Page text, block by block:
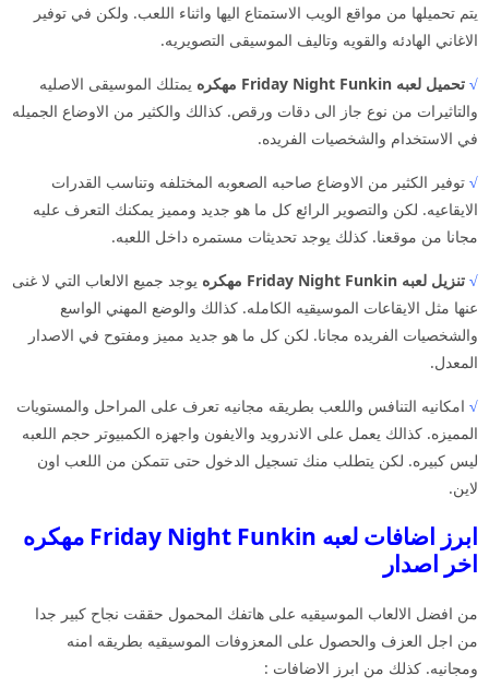
يتم تحميلها من مواقع الويب الاستمتاع اليها واثناء اللعب. ولكن في توفير
الاغاني الهادئه والقويه وتاليف الموسيقى التصويريه.
√ تحميل لعبه Friday Night Funkin مهكره
يمتلك الموسيقى الاصليه
والتاثيرات من نوع جاز الى دقات ورقص. كذالك والكثير من الاوضاع الجميله
في الاستخدام والشخصيات الفريده.
√ توفير الكثير من الاوضاع صاحبه الصعوبه المختلفه وتناسب القدرات
الايقاعيه. لكن والتصوير الرائع كل ما هو جديد ومميز يمكنك التعرف عليه
مجانا من موقعنا. كذلك يوجد تحديثات مستمره داخل اللعبه.
√ تنزيل لعبه Friday Night Funkin مهكره
يوجد جميع الالعاب التي لا غنى
عنها مثل الايقاعات الموسيقيه الكامله. كذالك والوضع المهني الواسع
والشخصيات الفريده مجانا. لكن كل ما هو جديد مميز ومفتوح في الاصدار
المعدل.
√ امكانيه التنافس واللعب بطريقه مجانيه تعرف على المراحل والمستويات
المميزه. كذالك يعمل على الاندرويد والايفون واجهزه الكمبيوتر حجم اللعبه
ليس كبيره. لكن يتطلب منك تسجيل الدخول حتى تتمكن من اللعب اون
لاين.
ابرز اضافات لعبه Friday Night Funkin مهكره
اخر اصدار
من افضل الالعاب الموسيقيه على هاتفك المحمول حققت نجاح كبير جدا
من اجل العزف والحصول على المعزوفات الموسيقيه بطريقه امنه
ومجانيه. كذلك من ابرز الاضافات :